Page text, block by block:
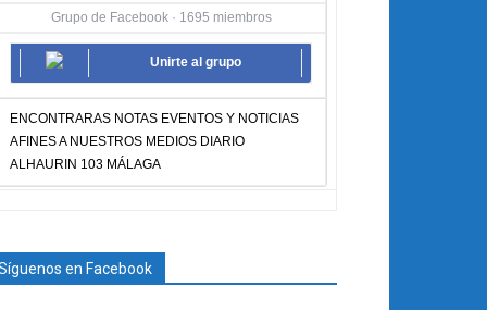
Grupo de Facebook · 1695 miembros
Unirte al grupo
ENCONTRARAS NOTAS EVENTOS Y NOTICIAS
AFINES A NUESTROS MEDIOS DIARIO
ALHAURIN 103 MÁLAGA
en Facebook